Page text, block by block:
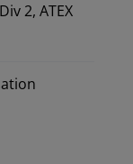
2, ATEX